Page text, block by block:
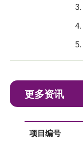
更多资讯
项目编号